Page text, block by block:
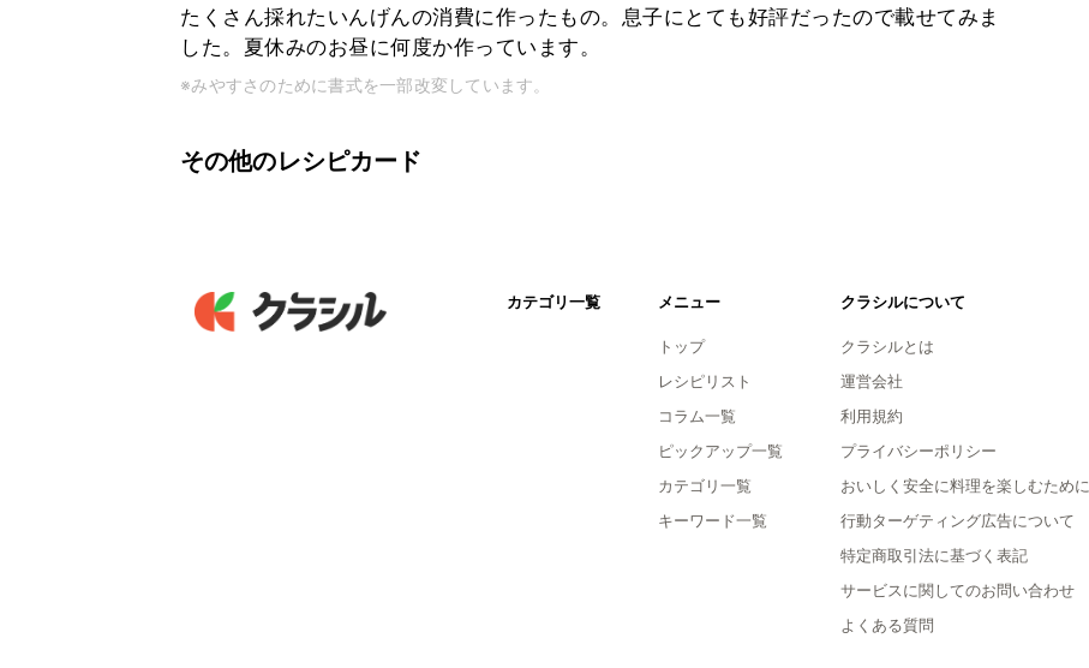
たくさん採れたいんげんの消費に作ったもの。息子にとても好評だったので載せてみま
した。夏休みのお昼に何度か作っています。
※みやすさのために書式を一部改変しています。
その他のレシピカード
カテゴリ一覧 メニュー
トップ
レシピリスト
コラム一覧
ピックアップ一覧
カテゴリ一覧
キーワード一覧
クラシルについて
クラシルとは
運営会社
利用規約
プライバシーポリシー
おいしく安全に料理を楽しむために
行動ターゲティング広告について
特定商取引法に基づく表記
サービスに関してのお問い合わせ
よくある質問